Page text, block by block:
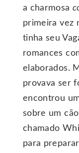
a charmosa
primeira vez
tinha seu
romances
elaborados.
provava ser
encontrou
sobre um
chamado
para